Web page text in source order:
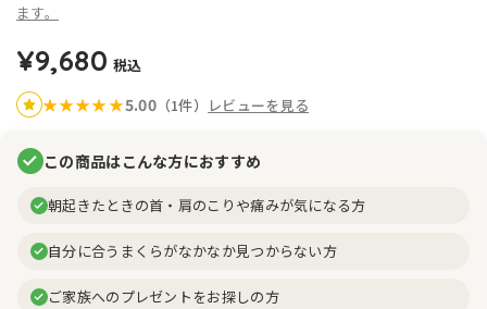
ます。
¥9,680 税込
★★★★★5.00（1件） レビューを見る
この商品はこんな方におすすめ
朝起きたときの首・肩のこりや痛みが気になる方
自分に合うまくらがなかなか見つからない方
ご家族へのプレゼントをお探しの方